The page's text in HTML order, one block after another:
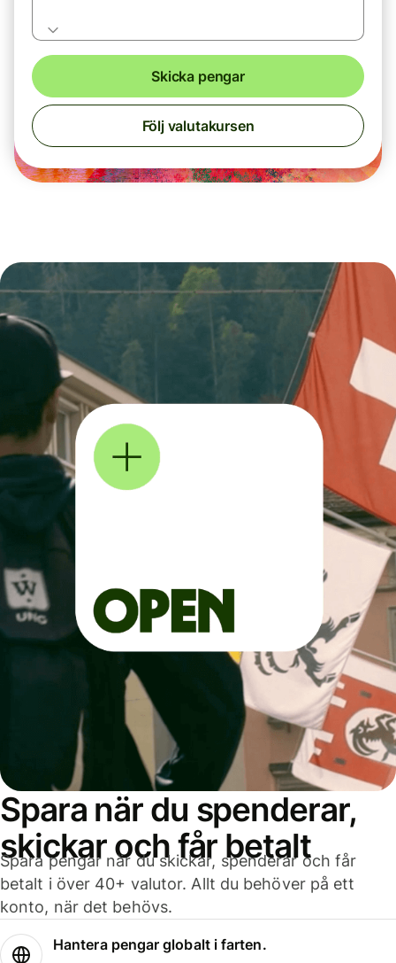
Skicka pengar
Följ valutakursen
Spara när du spenderar,
skickar och får betalt
Spara pengar när du skickar, spenderar och får
betalt i över 40+ valutor. Allt du behöver på ett
konto, när det behövs.
Hantera pengar globalt i farten.